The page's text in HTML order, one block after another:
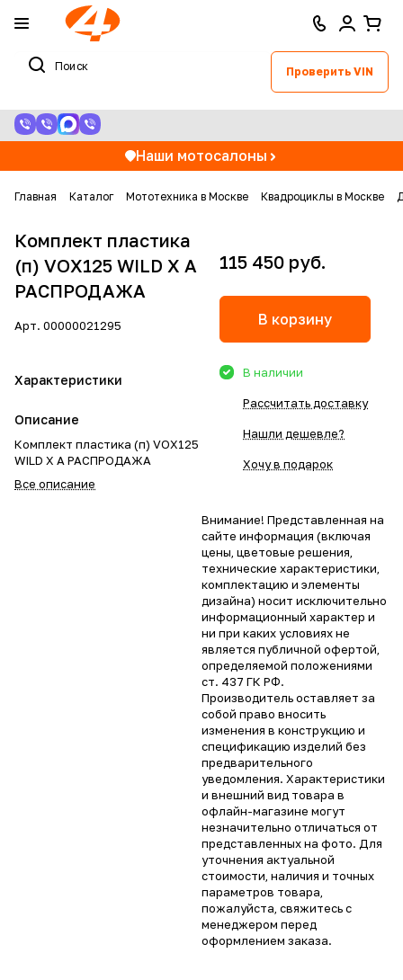
Проверить VIN
Наши мотосалоны
Главная Каталог Мототехника в Москве Квадроциклы в Москве
Комплект пластика
(п) VOX125 WILD X А
РАСПРОДАЖА
Арт. 00000021295
Характеристики
Описание
Комплект пластика (п) VOX125
WILD X А РАСПРОДАЖА
Все описание
115 450 руб.
В корзину
В наличии
Рассчитать доставку
Нашли дешевле?
Хочу в подарок
Внимание! Представленная на
сайте информация (включая
цены, цветовые решения,
технические характеристики,
комплектацию и элементы
дизайна) носит исключительно
информационный характер и
ни при каких условиях не
является публичной офертой,
определяемой положениями
ст. 437 ГК РФ.
Производитель оставляет за
собой право вносить
изменения в конструкцию и
спецификацию изделий без
предварительного
уведомления. Характеристики
и внешний вид товара в
офлайн-магазине могут
незначительно отличаться от
представленных на фото. Для
уточнения актуальной
стоимости, наличия и точных
параметров товара,
пожалуйста, свяжитесь с
менеджером перед
оформлением заказа.